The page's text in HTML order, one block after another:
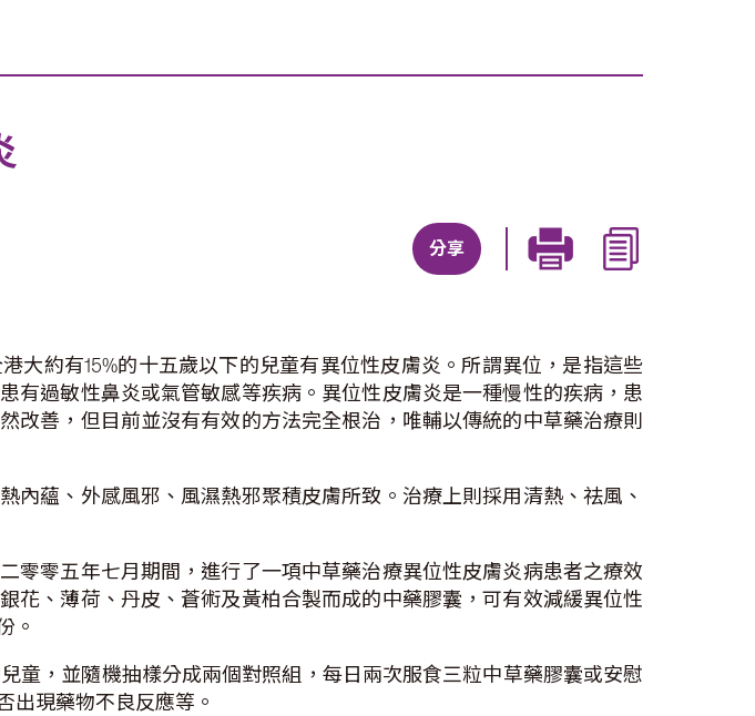
分享
大約有15%的十五歲以下的兒童有異位性皮膚炎。所謂異位，是指這些
有過敏性鼻炎或氣管敏感等疾病。異位性皮膚炎是一種慢性的疾病，患
善，但目前並沒有有效的方法完全根治，唯輔以傳統的中草藥治療則
蘊、外感風邪、風濕熱邪聚積皮膚所致。治療上則採用清熱、祛風、
零零五年七月期間，進行了一項中草藥治療異位性皮膚炎病患者之療效
、薄荷、丹皮、蒼術及黃柏合製而成的中藥膠囊，可有效減緩異位性
。
童，並隨機抽樣分成兩個對照組，每日兩次服食三粒中草藥膠囊或安慰
出現藥物不良反應等。